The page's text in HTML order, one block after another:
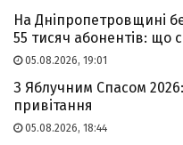
На Дніпропетровщині
55 тисяч абонентів: що
05.08.2026, 19:01
З Яблучним Спасом
привітання
05.08.2026, 18:44